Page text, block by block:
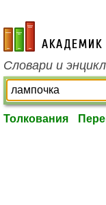
academic.ru
Словари и
Толкования